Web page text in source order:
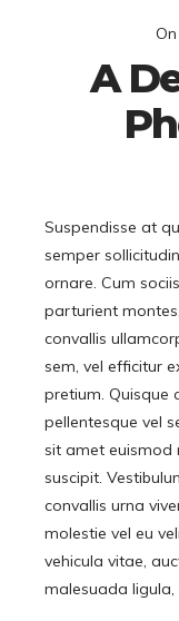
On
A
Suspendisse at
semper
ornare. Cum
parturient
convallis
sem, vel efficitur
pretium. Quisque
pellentesque vel
sit amet euismod
suscipit.
convallis urna
molestie vel eu
vehicula vitae,
malesuada ligula,